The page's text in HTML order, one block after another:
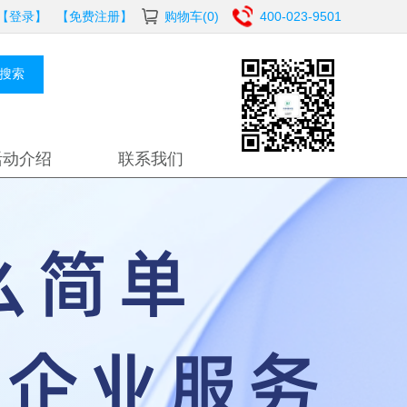
400-023-9501
购物车(0)
【免费注册】
登录】
搜索
介绍 联系我们